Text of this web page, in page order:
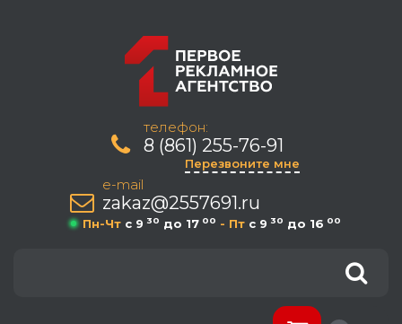
телефон:
8 (861) 255-76-91
Перезвоните мне
e-mail
zakaz@2557691.ru
Пн-Чт c 9 30 до 17 00 - Пт c 9 30 до 16 00